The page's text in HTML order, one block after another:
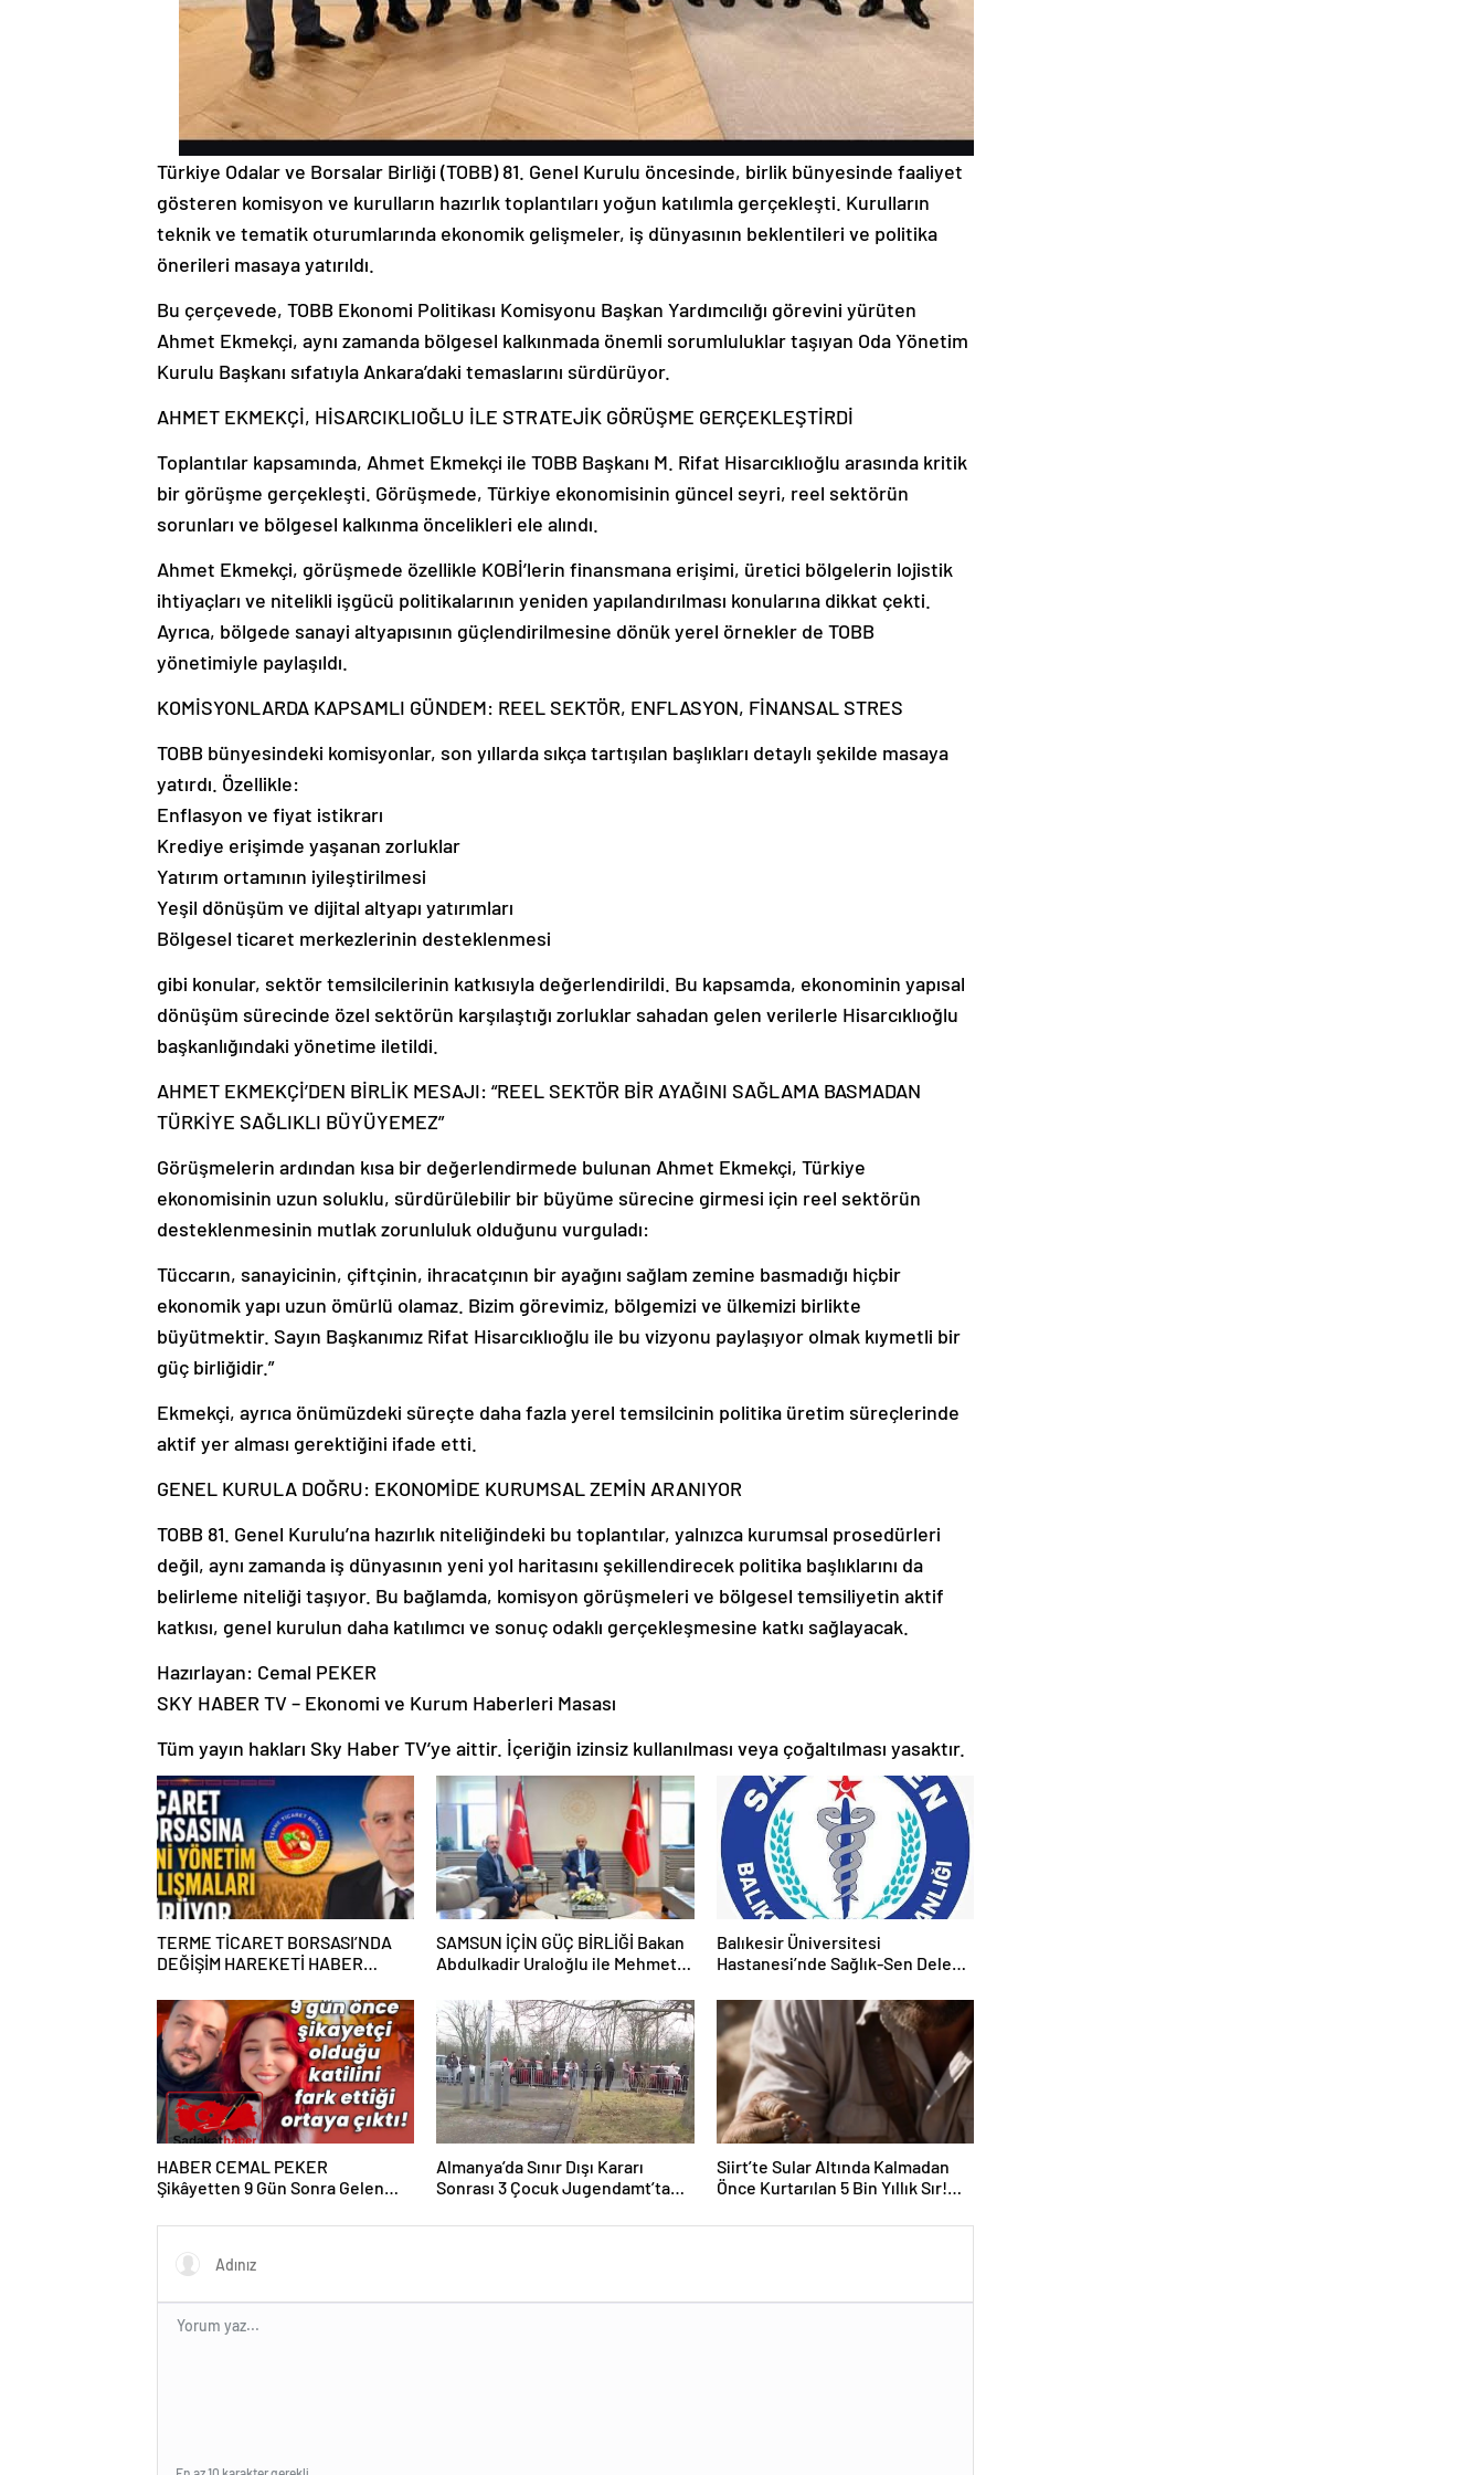
Türkiye Odalar ve Borsalar Birliği (TOBB) 81. Genel Kurulu öncesinde, birlik bünyesinde faaliyet
gösteren komisyon ve kurulların hazırlık toplantıları yoğun katılımla gerçekleşti. Kurulların
teknik ve tematik oturumlarında ekonomik gelişmeler, iş dünyasının beklentileri ve politika
önerileri masaya yatırıldı.
Bu çerçevede, TOBB Ekonomi Politikası Komisyonu Başkan Yardımcılığı görevini yürüten
Ahmet Ekmekçi, aynı zamanda bölgesel kalkınmada önemli sorumluluklar taşıyan Oda Yönetim
Kurulu Başkanı sıfatıyla Ankara’daki temaslarını sürdürüyor.
AHMET EKMEKÇİ, HİSARCIKLIOĞLU İLE STRATEJİK GÖRÜŞME GERÇEKLEŞTİRDİ
Toplantılar kapsamında, Ahmet Ekmekçi ile TOBB Başkanı M. Rifat Hisarcıklıoğlu arasında kritik
bir görüşme gerçekleşti. Görüşmede, Türkiye ekonomisinin güncel seyri, reel sektörün
sorunları ve bölgesel kalkınma öncelikleri ele alındı.
Ahmet Ekmekçi, görüşmede özellikle KOBİ’lerin finansmana erişimi, üretici bölgelerin lojistik
ihtiyaçları ve nitelikli işgücü politikalarının yeniden yapılandırılması konularına dikkat çekti.
Ayrıca, bölgede sanayi altyapısının güçlendirilmesine dönük yerel örnekler de TOBB
yönetimiyle paylaşıldı.
KOMİSYONLARDA KAPSAMLI GÜNDEM: REEL SEKTÖR, ENFLASYON, FİNANSAL STRES
TOBB bünyesindeki komisyonlar, son yıllarda sıkça tartışılan başlıkları detaylı şekilde masaya
yatırdı. Özellikle:
Enflasyon ve fiyat istikrarı
Krediye erişimde yaşanan zorluklar
Yatırım ortamının iyileştirilmesi
Yeşil dönüşüm ve dijital altyapı yatırımları
Bölgesel ticaret merkezlerinin desteklenmesi
gibi konular, sektör temsilcilerinin katkısıyla değerlendirildi. Bu kapsamda, ekonominin yapısal
dönüşüm sürecinde özel sektörün karşılaştığı zorluklar sahadan gelen verilerle Hisarcıklıoğlu
başkanlığındaki yönetime iletildi.
AHMET EKMEKÇİ’DEN BİRLİK MESAJI: “REEL SEKTÖR BİR AYAĞINI SAĞLAMA BASMADAN
TÜRKİYE SAĞLIKLI BÜYÜYEMEZ”
Görüşmelerin ardından kısa bir değerlendirmede bulunan Ahmet Ekmekçi, Türkiye
ekonomisinin uzun soluklu, sürdürülebilir bir büyüme sürecine girmesi için reel sektörün
desteklenmesinin mutlak zorunluluk olduğunu vurguladı:
Tüccarın, sanayicinin, çiftçinin, ihracatçının bir ayağını sağlam zemine basmadığı hiçbir
ekonomik yapı uzun ömürlü olamaz. Bizim görevimiz, bölgemizi ve ülkemizi birlikte
büyütmektir. Sayın Başkanımız Rifat Hisarcıklıoğlu ile bu vizyonu paylaşıyor olmak kıymetli bir
güç birliğidir.”
Ekmekçi, ayrıca önümüzdeki süreçte daha fazla yerel temsilcinin politika üretim süreçlerinde
aktif yer alması gerektiğini ifade etti.
GENEL KURULA DOĞRU: EKONOMİDE KURUMSAL ZEMİN ARANIYOR
TOBB 81. Genel Kurulu’na hazırlık niteliğindeki bu toplantılar, yalnızca kurumsal prosedürleri
değil, aynı zamanda iş dünyasının yeni yol haritasını şekillendirecek politika başlıklarını da
belirleme niteliği taşıyor. Bu bağlamda, komisyon görüşmeleri ve bölgesel temsiliyetin aktif
katkısı, genel kurulun daha katılımcı ve sonuç odaklı gerçekleşmesine katkı sağlayacak.
Hazırlayan: Cemal PEKER
SKY HABER TV – Ekonomi ve Kurum Haberleri Masası
Tüm yayın hakları Sky Haber TV’ye aittir. İçeriğin izinsiz kullanılması veya çoğaltılması yasaktır.
TERME TİCARET BORSASI’NDA
DEĞİŞİM HAREKETİ HABER
SAMSUN İÇİN GÜÇ BİRLİĞİ Bakan
Abdulkadir Uraloğlu ile Mehmet
Ortak Mesaj
Balıkesir Üniversitesi
Hastanesi’nde Sağlık-Sen Delege
Mesajı Verildi
HABER CEMAL PEKER
Şikâyetten 9 Gün Sonra Gelen
Kararına Rağmen Hayatını
Haber Medya
Almanya’da Sınır Dışı Kararı
Sonrası 3 Çocuk Jugendamt’ta
Yıldız
Siirt’te Sular Altında Kalmadan
Önce Kurtarılan 5 Bin Yıllık Sır!
Çocuk Mezarları Tarihe Işık Tuttu